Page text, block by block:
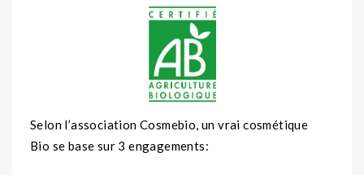
Selon l’association Cosmebio, un vrai cosmétique
Bio se base sur 3 engagements: